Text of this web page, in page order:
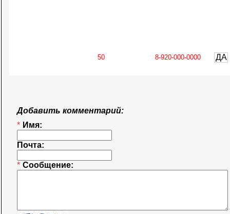
ДА
Добавить комментарий:
* Имя:
Почта:
* Сообщение: